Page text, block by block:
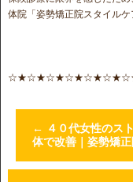
体院「姿勢矯正院スタイルケ
← ４０代女性のス
体で改善｜姿勢矯